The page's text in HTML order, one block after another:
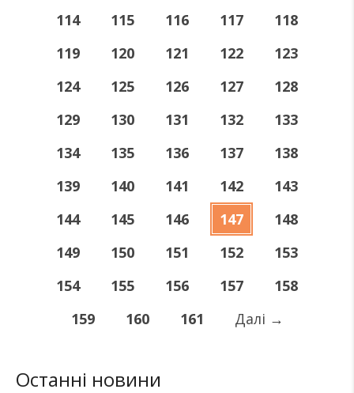
114
115 116 117
118
119
120 121 122
123
124
125 126 127
128
129
130 131 132
133
134
135 136 137
138
139
140 141 142
143
144
145 146 147
148
149
150 151 152
153
154
155 156 157
158
159
160 161 Далі →
Останні новини